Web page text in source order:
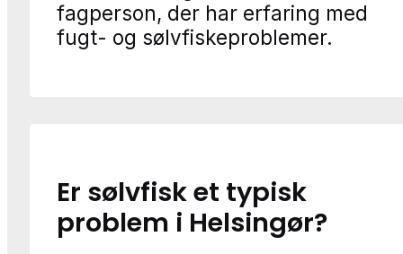
fagperson, der har erfaring med
fugt- og sølvfiskeproblemer.
Er sølvfisk et typisk
problem i Helsingør?